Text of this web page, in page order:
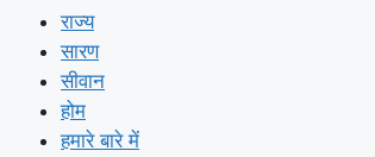
राज्य
सारण
सीवान
होम
हमारे बारे में